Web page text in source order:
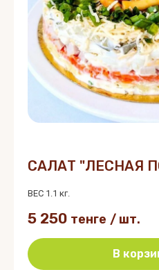
САЛАТ "ЛЕСНАЯ
ВЕС 1.1 кг.
5 250 тенге / шт.
В